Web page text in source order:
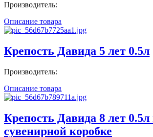
Производитель:
Описание товара
Крепость Давида 5 лет 0.5л
Производитель:
Описание товара
Крепость Давида 8 лет
сувенирной коробке